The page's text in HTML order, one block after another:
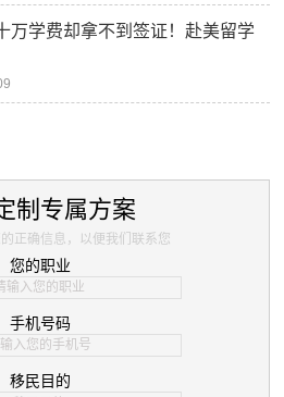
万学费却拿不到签证！赴美留学
制专属方案
正确信息，以便我们联系您
您的职业
手机号码
移民目的